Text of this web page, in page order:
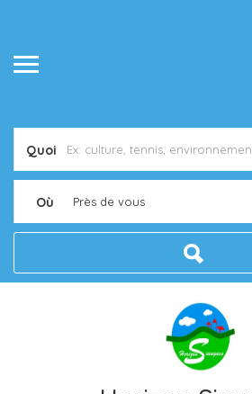
Quoi
Où Près de vous